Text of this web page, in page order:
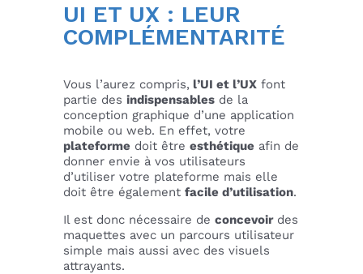
UI ET UX : LEUR
COMPLÉMENTARITÉ
Vous l’aurez compris, l’UI et l’UX font
partie des indispensables de la
conception graphique d’une application
mobile ou web. En effet, votre
plateforme doit être esthétique afin de
donner envie à vos utilisateurs
d’utiliser votre plateforme mais elle
doit être également facile d’utilisation.
Il est donc nécessaire de concevoirdes
maquettes avec un parcours utilisateur
simple mais aussi avec des visuels
attrayants.